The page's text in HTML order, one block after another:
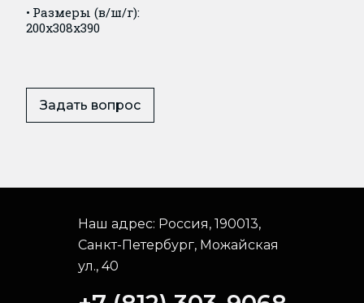
Размеры (в/ш/г):
200x308x390
Задать вопрос
Наш адрес: Россия, 190013,
Санкт-Петербург, Можайская
ул., 40